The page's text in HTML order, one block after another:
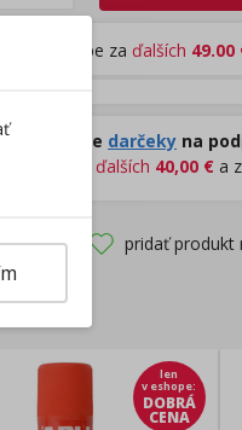
Pri nákupe za ďalších 49.00
Rozdávame darčeky na
ďalších 40,00 € a
pridať produkt
len
v eshope:
DOBRÁ
CENA